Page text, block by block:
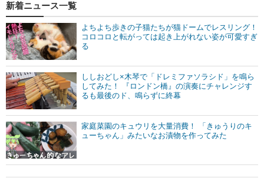
新着ニュース一覧
よちよち歩きの子猫たちが猫ドームでレスリング！
コロコロと転がっては起き上がれない姿が可愛すぎ
る
ししおどし×木琴で「ドレミファソラシド」を鳴ら
してみた！ 『ロンドン橋』の演奏にチャレンジす
るも最後のド、鳴らずに終幕
家庭菜園のキュウリを大量消費！ 「きゅうりのキ
ューちゃん」みたいなお漬物を作ってみた